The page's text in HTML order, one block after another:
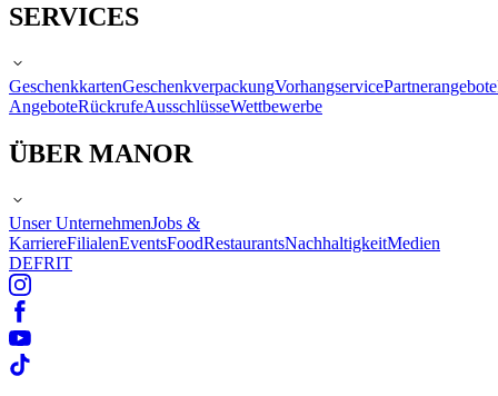
SERVICES
GeschenkkartenGeschenkverpackungVorhangservicePartnerangebote
AngeboteRückrufeAusschlüsseWettbewerbe
ÜBER MANOR
Unser UnternehmenJobs &
KarriereFilialenEventsFoodRestaurantsNachhaltigkeitMedien
DEFRIT